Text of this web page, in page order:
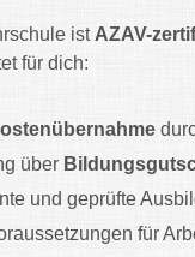
ist AZAV-
für dich:
über
und geprüfte
für